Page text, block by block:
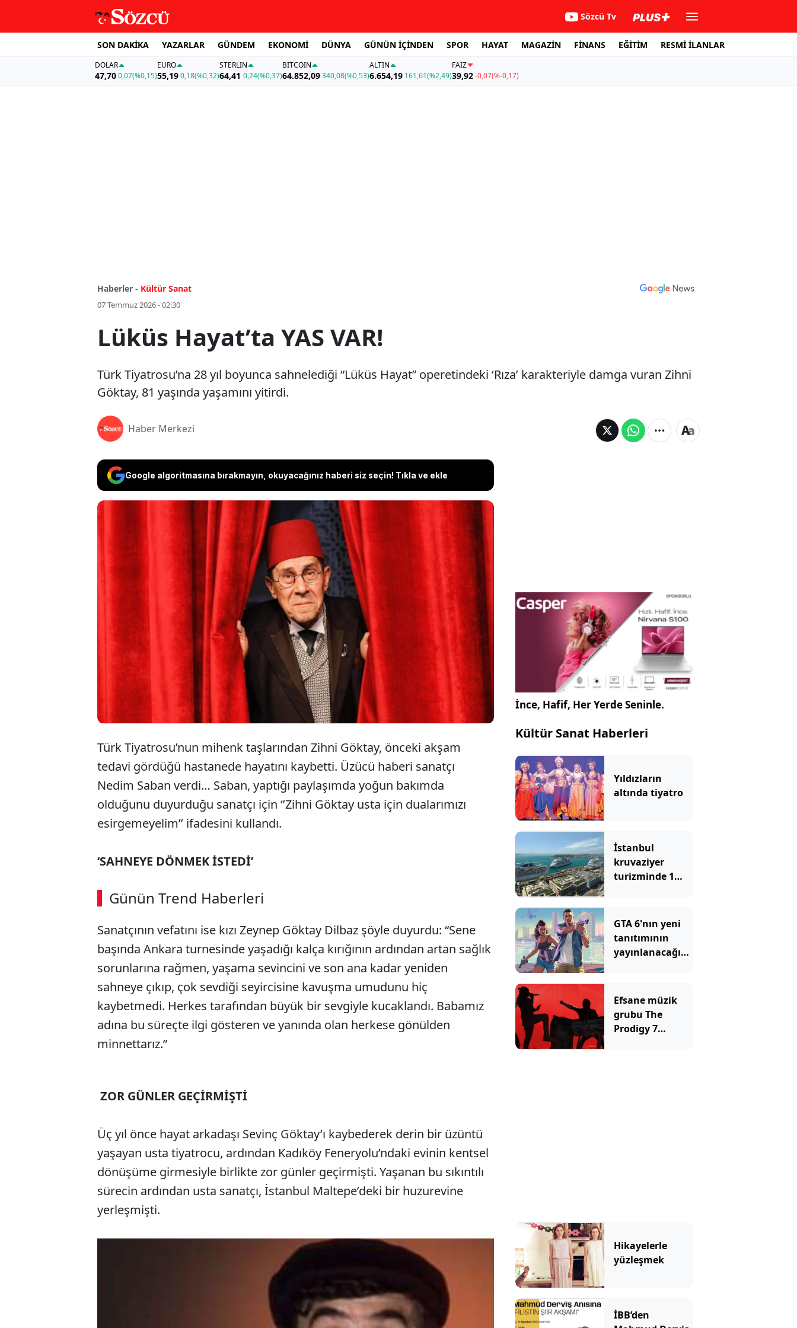
Sözcü Tv
SON DAKİKA YAZARLAR GÜNDEM EKONOMİ DÜNYA GÜNÜN İÇİNDEN SPOR HAYAT MAGAZİN FİNANS EĞİTİM RESMİ İLANLAR
DOLAR
47,700,07(%0,15)
EURO
55,19 0,18(%0,32)
STERLIN
64,41 0,24(%0,37)
BITCOIN
64.852,09340,08(%0,53)
ALTIN
6.654,19 161,61(%2,49)
FAİZ
39,92-0,07(%-0,17)
Haberler - Kültür Sanat
07 Temmuz 2026 - 02:30
Lüküs Hayat’ta YAS VAR!
Türk Tiyatrosu’na 28 yıl boyunca sahnelediği “Lüküs Hayat” operetindeki ‘Rıza’ karakteriyle damga vuran Zihni
Göktay, 81 yaşında yaşamını yitirdi.
Haber Merkezi
Google algoritmasına bırakmayın, okuyacağınız haberi siz seçin! Tıkla ve ekle
Türk Tiyatrosu’na 28 yıl boyunca sahnelediği “Lüküs
Hayat” operetindeki ‘Rıza’ karakteriyle damga vuran
Zihni Göktay, 81 yaşında yaşamını yitirdi.
TürkTiyatrosu’nun mihenk taşlarından Zihni Göktay, önceki akşam
tedavi gördüğü hastanede hayatını kaybetti. Üzücü haberi sanatçı
Nedim Saban verdi… Saban, yaptığı paylaşımda yoğun bakımda
olduğunu duyurduğu sanatçı için ‘’Zihni Göktay usta için dualarımızı
esirgemeyelim’’ ifadesini kullandı.
‘SAHNEYE DÖNMEK İSTEDİ’
Günün Trend Haberleri
Sanatçının vefatını ise kızı Zeynep Göktay Dilbaz şöyle duyurdu: “Sene
başında Ankara turnesinde yaşadığı kalça kırığının ardından artan sağlık
sorunlarına rağmen, yaşama sevincini ve son ana kadar yeniden
sahneye çıkıp, çok sevdiği seyircisine kavuşma umudunu hiç
kaybetmedi. Herkes tarafından büyük bir sevgiyle kucaklandı. Babamız
adına bu süreçte ilgi gösteren ve yanında olan herkese gönülden
minnettarız.”
ZOR GÜNLER GEÇİRMİŞTİ
Üç yıl önce hayat arkadaşı Sevinç Göktay’ı kaybederek derin bir üzüntü
yaşayan usta tiyatrocu, ardından Kadıköy Feneryolu’ndaki evinin kentsel
dönüşüme girmesiyle birlikte zor günler geçirmişti. Yaşanan bu sıkıntılı
sürecin ardından usta sanatçı, İstanbul Maltepe’deki bir huzurevine
yerleşmişti.
İnce, Hafif, Her Yerde Seninle.
Kültür Sanat Haberleri
Yıldızların
altında tiyatro
İstanbul
kruvaziyer
turizminde 1
ilerliyor
GTA 6'nın yeni
tanıtımının
yayınlanacağı
şaşıyor
Efsane müzik
grubu The
Prodigy 7
Hikayelerle
yüzleşmek
İBB’den